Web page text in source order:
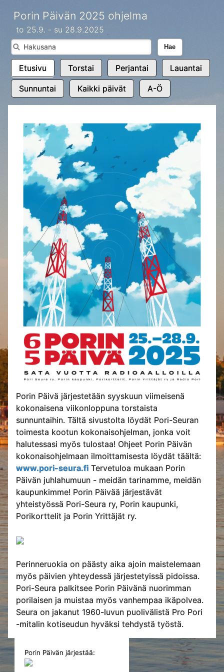
Porin Päivän 2025 ohjelma
to 25.9. - su 28.9.2025
Hae
Etusivu Torstai Perjantai Lauantai
Sunnuntai Kaikki päivät A-Ö
Porin Päivä järjestetään syyskuun viimeisenä
kokonaisena viikonloppuna torstaista
sunnuntaihin. Tältä sivustolta löydät Pori-Seuran
toimesta kootun kokonaisohjelman, jonka voit
halutessasi myös tulostaa! Ohjeet Porin Päivän
kokonaisohjelmaan ilmoittamisesta löydät täältä:
www.pori-seura.fi Tervetuloa mukaan Porin
Päivän juhlahumuun - meidän tarinamme, meidän
kaupunkimme! Porin Päivää järjestävät
yhteistyössä Pori-Seura ry, Porin kaupunki,
Porikorttelit ja Porin Yrittäjät ry.
Perinneruokia on päästy aika ajoin maistelemaan
myös päivien yhteydessä järjestetyissä pidoissa.
Pori-Seura palkitsee Porin Päivänä nuorimman
porilaisen ja muistaa myös vanhempaa ikäpolvea.
Seura on jakanut 1960-luvun puolivälistä Pro Pori
-mitalin kotiseudun hyväksi tehdystä työstä.
Porin Päivän järjestää: